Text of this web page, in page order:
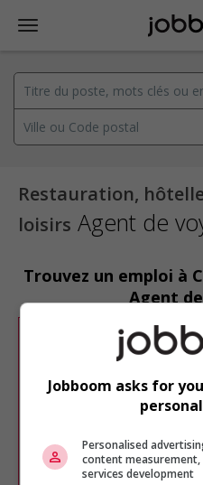
Restauration,
loisirs Agent de
Trouvez un emploi à
Agent
Désolé, cette
résultat.
Veuillez faire une
Vous pouvez en
chercher un poste
d'intérêt en emploi
comme membre
Jobboom asks for
Personalised
content measurement,
services development